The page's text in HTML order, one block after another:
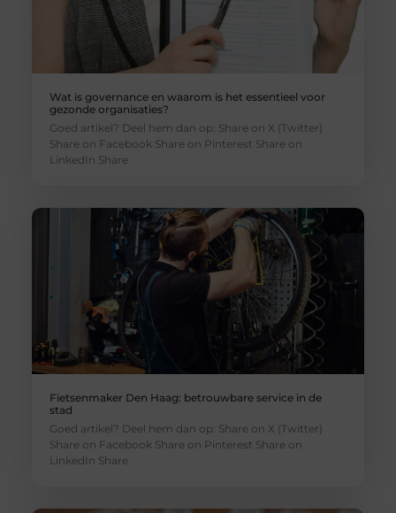
Wat is governance en waarom is het essentieel voor
gezonde organisaties?
Goed artikel? Deel hem dan op: Share on X (Twitter)
Share on Facebook Share on Pinterest Share on
LinkedIn Share
Fietsenmaker Den Haag: betrouwbare service in de
stad
Goed artikel? Deel hem dan op: Share on X (Twitter)
Share on Facebook Share on Pinterest Share on
LinkedIn Share